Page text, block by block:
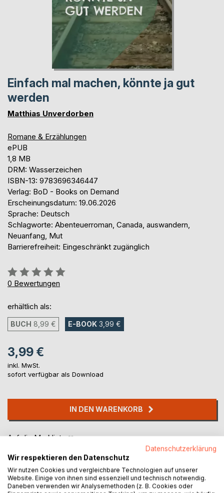
Einfach mal machen, könnte ja gut
werden
Matthias Unverdorben
Romane & Erzählungen
ePUB
1,8 MB
DRM: Wasserzeichen
ISBN-13: 9783696346447
Verlag: BoD - Books on Demand
Erscheinungsdatum: 19.06.2026
Sprache: Deutsch
Schlagworte: Abenteuerroman, Canada, auswandern,
Neuanfang, Mut
Barrierefreiheit: Eingeschränkt zugänglich
Bewertung::
0%
0 Bewertungen
erhältlich als:
BUCH 8,99 € E-BOOK 3,99 €
3,99 €
inkl. MwSt.
sofort verfügbar als Download
IN DEN WARENKORB
Auf die Merkliste
Datenschutzerklärung
Wir respektieren den Datenschutz
Wir nutzen Cookies und vergleichbare Technologien auf unserer
Website. Einige von ihnen sind essenziell und technisch notwendig.
Daneben verwenden wir Analysemethoden (z. B. Cookies oder